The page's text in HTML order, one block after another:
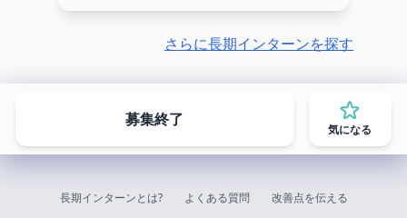
さらに長期インターンを探す
募集終了
気になる
長期インターンとは? よくある質問 改善点を伝える